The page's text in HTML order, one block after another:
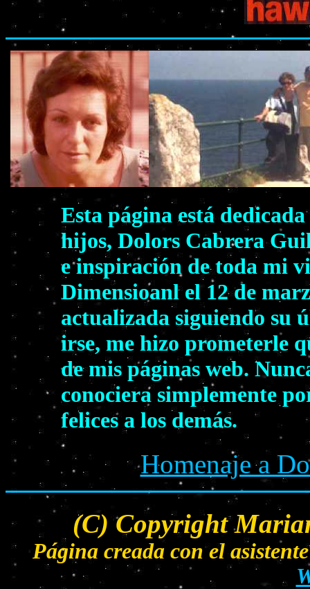
Esta página está
hijos, Dolors Cabrera
e inspiración de toda mi
Dimensioanl el 12 de
actualizada siguiendo su
irse, me hizo prometerle
de mis páginas web.
conociera simplemente
felices a los demás.
Homenaje a
(C) Copyright
Página creada con el